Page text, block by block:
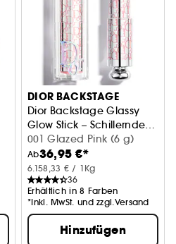
DIOR BACKSTAGE
Dior Backstage Glassy
Glow Stick – Schillernder
Multi-Use Balsam
Highlighter
001 Glazed Pink (6 g)
Ab36,95 €*
6.158,33 € / 1Kg
36
Erhältlich in 8 Farben
*Inkl. MwSt. und zzgl.Versand
Hinzufügen